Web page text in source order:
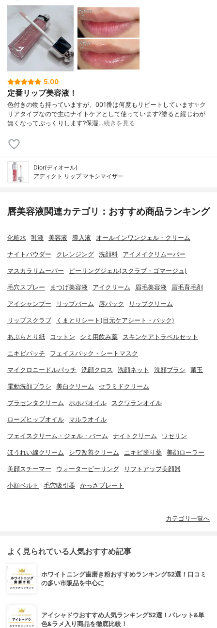
5.00
定番リップ美容液！
色付きの物も持っていますが、001番は何度もリピートしています✨ク
リアタイプなので主にナイトケアとして使っています?塗ると縦じわが
無くなってぷっくりします?保湿…続きを見る
Dior(ディオール)
アディクト リップ マキシマイザー
唇美容液関連カテゴリ：おすすめ商品ランキング
化粧水 乳液 美容液 導入液 オールインワンジェル・クリーム
ナイトパウダー クレンジング 洗顔料 アイメイクリムーバー
マスカラリムーバー ピーリングジェル(スクラブ・ゴマージュ)
毛穴スプレー まつげ美容液 アイクリーム 眉毛美容液 眉毛育毛剤
アイシャンプー リップバーム 唇パック リップクリーム
リップスクラブ くまとりシート(目元ケアシート・パック)
あぶらとり紙 コットン シミ用飲み薬 スキンケアトラベルセット
ニキビパッチ フェイスパック・シートマスク
マイクロニードルパッチ 洗顔クロス 洗顔ネット 洗顔ブラシ 繭玉
電動洗顔ブラシ 美白クリーム セラミドクリーム
プラセンタクリーム ホホバオイル スクワランオイル
ローズヒップオイル マルラオイル
フェイスクリーム・ジェル・バーム ナイトクリーム ワセリン
ほうれい線クリーム シワ改善クリーム ニキビ塗り薬 美顔ローラー
美顔スチーマー ウォーターピーリング リフトアップ美顔器
小顔ベルト 毛穴吸引器 かっさプレート
カテゴリ一覧へ
よく見られている人気おすすめ記事
ホワイトニング歯磨き粉おすすめランキング52選！口コミ
の多い市販品を中心に
アイシャドウおすすめ人気ランキング52選！パレット&単
色&ラメ入り商品を徹底比較！